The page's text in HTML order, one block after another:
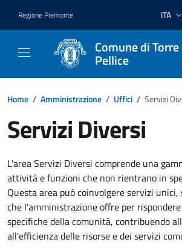
Regione Piemonte ITA
Comune di Torre
Pellice
Home / Amministrazione / Uffici / Servizi
Servizi Diversi
L'area Servizi Diversi comprende una
attività e funzioni che non rientrano in
Questa area può coinvolgere servizi
che l'amministrazione offre per
specifiche della comunità, contribuendo
all'efficienza delle risorse e dei servizi